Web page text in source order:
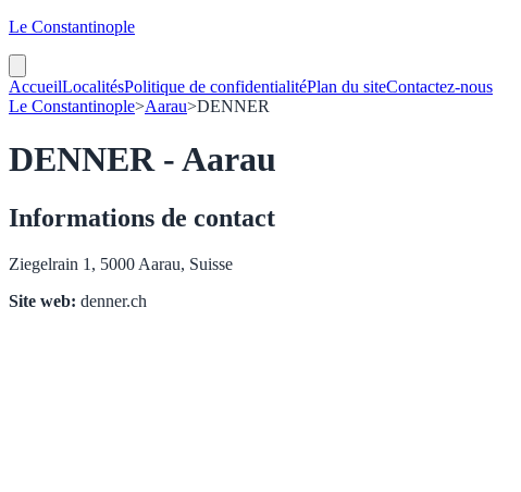
Le Constantinople
AccueilLocalitésPolitique de confidentialitéPlan du siteContactez-nous
Le Constantinople>Aarau>DENNER
DENNER - Aarau
Informations de contact
Ziegelrain 1, 5000 Aarau, Suisse
Site web: denner.ch